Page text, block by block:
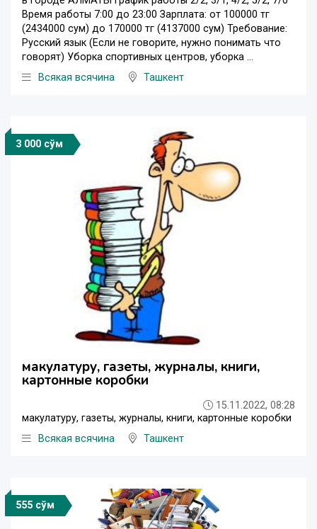
Время работы 7:00 до 23:00 Зарплата: от 100000 тг
(2434000 сум) до 170000 тг (4137000 сум) Требование:
Русский язык (Если не говорите, нужно понимать что
говорят) Уборка спортивных центров, уборка ...
Всякая всячина
Ташкент
3 000 сўм
макулатуру, газеты, журналы, книги,
картонные коробки
15.11.2022, 08:28
макулатуру, газеты, журналы, книги, картонные коробки
Всякая всячина
Ташкент
555 сўм